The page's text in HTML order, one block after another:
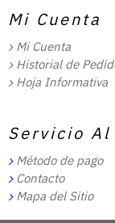
Mi Cuenta
Mi Cuenta
Historial de
Hoja Informativa
Servicio Al
Método de pago
Contacto
Mapa del Sitio